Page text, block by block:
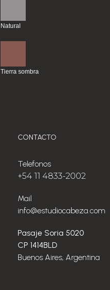
Natural
Tierra sombra
CONTACTO
Telefonos
+54 11 4833-2002
Mail
info@estudiocabeza.com
Pasaje Soria 5020
CP 1414BLD
Buenos Aires, Argentina